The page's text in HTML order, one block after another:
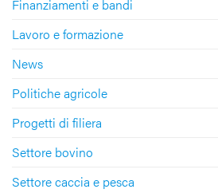
Finanziamenti e bandi
Lavoro e formazione
News
Politiche agricole
Progetti di filiera
Settore bovino
Settore caccia e pesca